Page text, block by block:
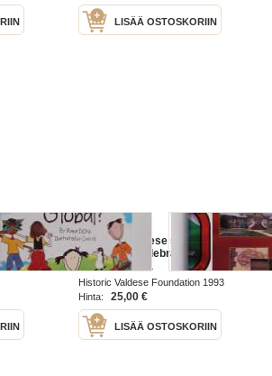
LISÄÄ OSTOSKORIIN
Global?
What mean these stones? A
Centennial Celebration of Valdese,
North Carolina
Historic Valdese Foundation 1993
Hinta:
25,00 €
LISÄÄ OSTOSKORIIN